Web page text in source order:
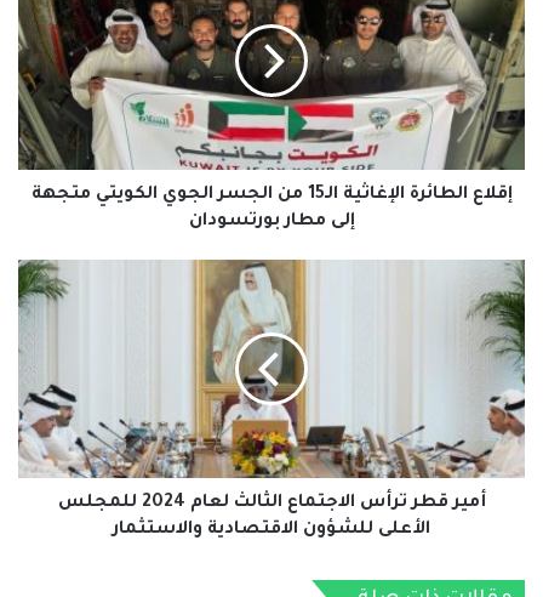
الإغاثية
الـ15
من
الجسر
الجوي
الكويتي
متجهة
إلى
إقلاع الطائرة الإغاثية الـ15 من الجسر الجوي الكويتي متجهة
إلى مطار بورتسودان
أمير
قطر
ترأس
الاجتماع
الثالث
لعام
2024
للمجلس
الأعلى
للشؤون
أمير قطر ترأس الاجتماع الثالث لعام 2024 للمجلس
الأعلى للشؤون الاقتصادية والاستثمار